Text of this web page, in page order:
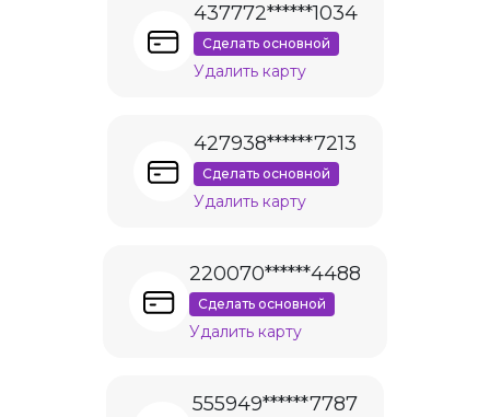
437772******1034
Сделать основной
Удалить карту
427938******7213
Сделать основной
Удалить карту
220070******4488
Сделать основной
Удалить карту
555949******7787